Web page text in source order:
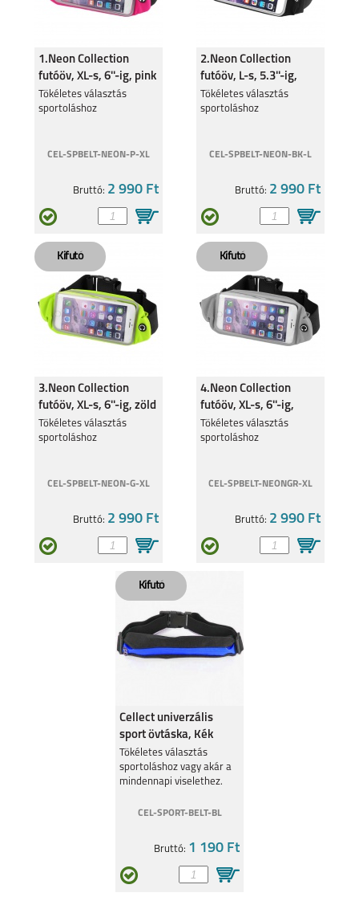
1.Neon Collection
futóöv, XL-s, 6''-ig, pink
Tökéletes választás
sportoláshoz
CEL-SPBELT-NEON-P-XL
Bruttó: 2 990 Ft
2.Neon Collection
futóöv, L-s, 5.3''-ig,
fekete
Tökéletes választás
sportoláshoz
CEL-SPBELT-NEON-BK-L
Bruttó: 2 990 Ft
3.Neon Collection
futóöv, XL-s, 6''-ig, zöld
Tökéletes választás
sportoláshoz
CEL-SPBELT-NEON-G-XL
Bruttó: 2 990 Ft
4.Neon Collection
futóöv, XL-s, 6''-ig,
szürke
Tökéletes választás
sportoláshoz
CEL-SPBELT-NEONGR-XL
Bruttó: 2 990 Ft
Cellect univerzális
sport övtáska, Kék
Tökéletes választás
sportoláshoz vagy akár a
mindennapi viselethez.
CEL-SPORT-BELT-BL
Bruttó: 1 190 Ft